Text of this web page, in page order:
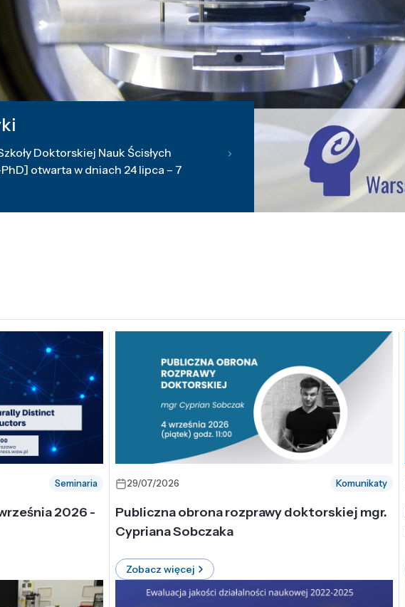
Doktorskiej Nauk Ścisłych
otwarta w dniach 24 lipca – 7
Seminaria
2026 -
29/07/2026 Komunikaty
Publiczna obrona rozprawy doktorskiej mgr.
Cypriana Sobczaka
Zobacz więcej